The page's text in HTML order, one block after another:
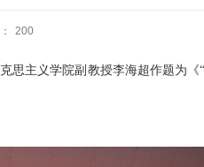
200
主义学院副教授李海超作题为《